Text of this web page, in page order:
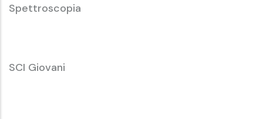
Spettroscopia
SCI
Giovani
SCI Giovani